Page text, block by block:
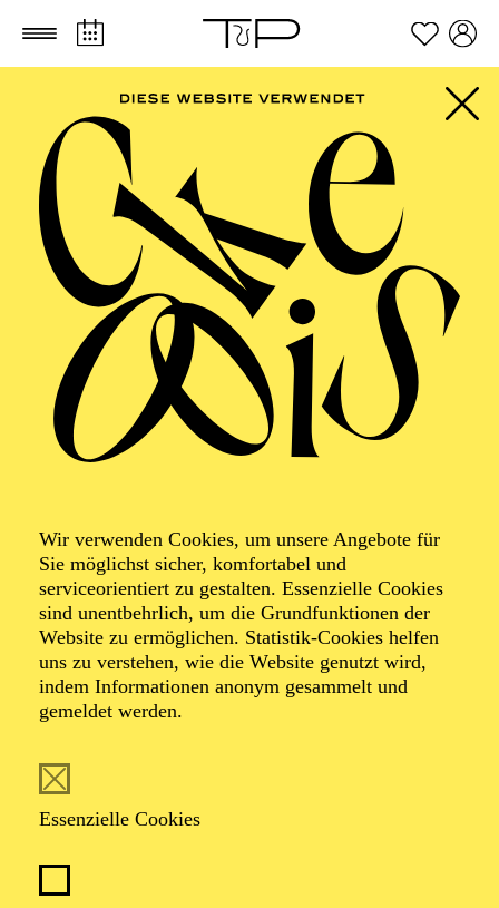
Zum Hauptinhalt springen Zum Footer springen
Wir verwenden Cookies, um unsere Angebote für
Sie möglichst sicher, komfortabel und
serviceorientiert zu gestalten. Essenzielle Cookies
sind unentbehrlich, um die Grundfunktionen der
Website zu ermöglichen. Statistik-Cookies helfen
uns zu verstehen, wie die Website genutzt wird,
indem Informationen anonym gesammelt und
gemeldet werden.
Essenzielle Cookies
PHILHARMONIE
Beethoven
"Diabelli-
Variationen"
Werke von Franz Schubert, Ludwig van Beethoven